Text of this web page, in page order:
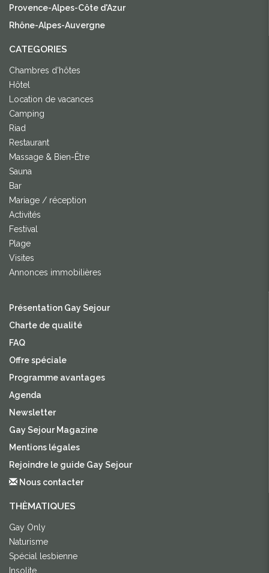
Provence-Alpes-Côte d'Azur
Rhône-Alpes-Auvergne
CATEGORIES
Chambres d'hôtes
Hôtel
Location de vacances
Camping
Riad
Restaurant
Massage & Bien-Être
Sauna
Bar
Mariage / réception
Activités
Festival
Plage
Visites
Annonces immobilières
Présentation Gay Sejour
Charte de qualité
FAQ
Offre spéciale
Programme avantages
Agenda
Newsletter
Gay Sejour Magazine
Mentions légales
Rejoindre le guide Gay Sejour
Nous contacter
THÈMATIQUES
Gay Only
Naturisme
Spécial lesbienne
Insolite